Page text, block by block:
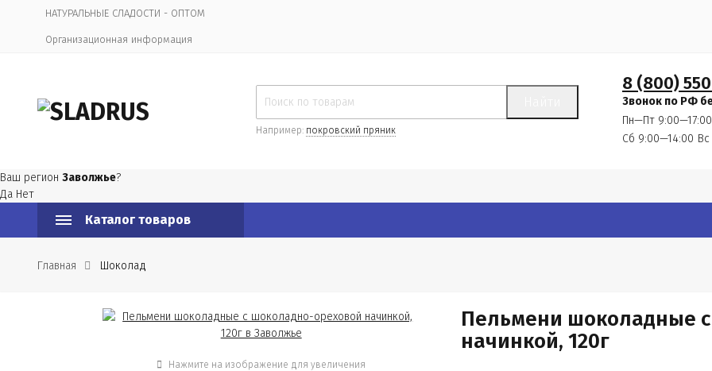
НАТУРАЛЬНЫЕ СЛАДОСТИ - ОПТОМ
Организационная информация
Например: покровский пряник
8 (800)
Звонок по РФ
Пн—Пт 9:00—17:00
Сб 9:00—14:00
Ваш регион Заволжье?
Да Нет
Каталог товаров
Главная Шоколад
Нажмите на изображение для увеличения
Пельмени шоколадные
начинкой, 120г